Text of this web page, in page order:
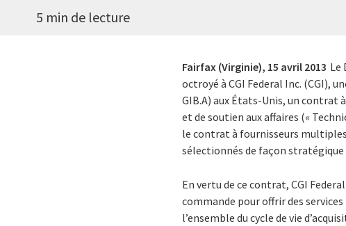
5 min de lecture
Fairfax (Virginie), 15 avril 2013 Le
octroyé à CGI Federal Inc. (CGI),
GIB.A) aux États-Unis, un contrat
et de soutien aux affaires («
le contrat à fournisseurs
sélectionnés de façon stratégique
En vertu de ce contrat, CGI
commande pour offrir des
l’ensemble du cycle de vie